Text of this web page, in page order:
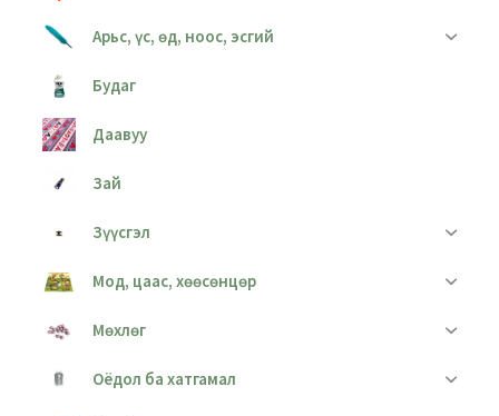
Арьс, үс, өд, ноос, эсгий
Будаг
Даавуу
Зай
Зүүсгэл
Мод, цаас, хөөсөнцөр
Мөхлөг
Оёдол ба хатгамал